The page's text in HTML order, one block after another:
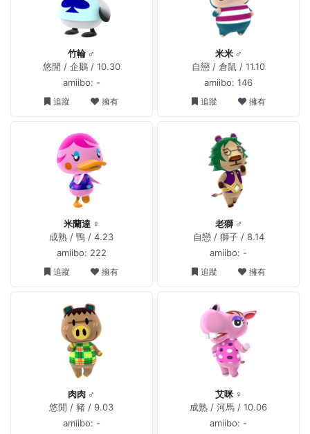
竹輪 ♂
悠閒 / 企鵝 / 10.30
amiibo: -
追蹤 擁有
米米 ♂
自戀 / 倉鼠 / 11.10
amiibo: 146
追蹤 擁有
米蘭達 ♀
成熟 / 鴨 / 4.23
amiibo: 222
追蹤 擁有
老獅 ♂
自戀 / 獅子 / 8.14
amiibo: -
追蹤 擁有
肉肉 ♂
悠閒 / 豬 / 9.03
amiibo: -
艾咪 ♀
成熟 / 河馬 / 10.06
amiibo: -